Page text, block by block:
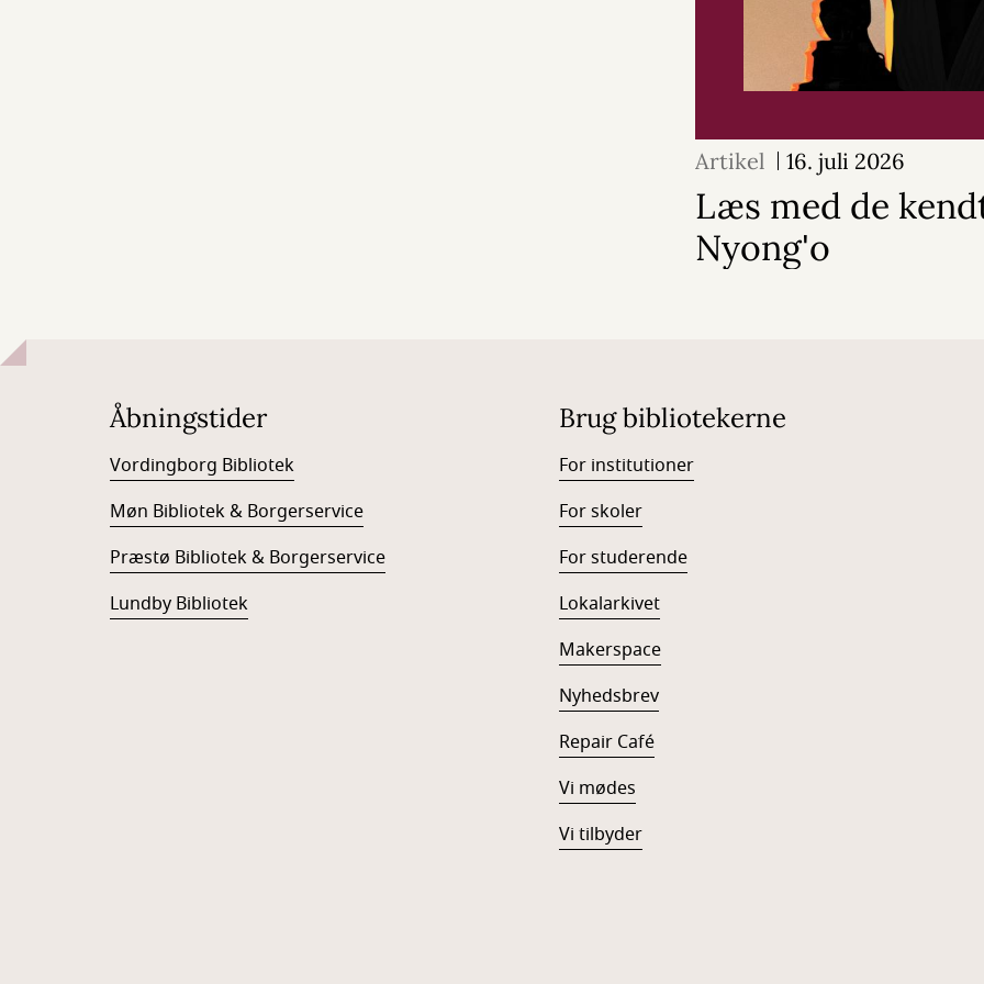
Artikel 16. juli 2026
Læs med de
Nyong'o
Åbningstider
Vordingborg Bibliotek
Møn Bibliotek & Borgerservice
Præstø Bibliotek & Borgerservice
Lundby Bibliotek
Brug bibliotekerne
For institutioner
For skoler
For studerende
Lokalarkivet
Makerspace
Nyhedsbrev
Repair Café
Vi mødes
Vi tilbyder